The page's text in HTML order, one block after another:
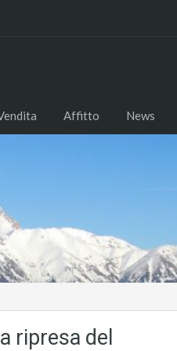
Affitto News
ripresa del